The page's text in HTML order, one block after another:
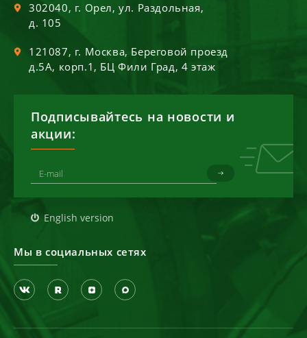
302040, г. Орел,ул. Раздольная,
д. 105
121087, г. Москва, Береговой проезд
д.5А, корп.1, БЦ Фили Град, 4 этаж
Подписывайтесь на новости и
акции:
English version
Мы в социальных сетях